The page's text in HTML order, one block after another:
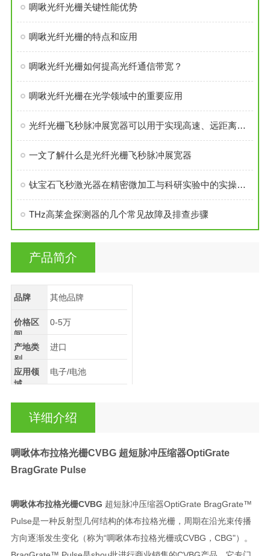
啁啾光纤光栅关键性能优势
啁啾光纤光栅的特点和应用
啁啾光纤光栅如何提高光纤通信带宽？
啁啾光纤光栅在光学领域中的重要应用
光纤光栅飞秒脉冲展宽器可以用于实现高速、远距离的光纤通信
一文了解什么是光纤光栅飞秒脉冲展宽器
钛宝石飞秒激光器在精密微加工与科研实验中的实操介绍
THz高莱盒探测器的几个常见故障及排查步骤
产品简介
品牌 其他品牌
价格区
间
0-5万
产地类
别
进口
应用领
域
电子/电池
详细介绍
啁啾体布拉格光栅CVBG超短脉冲压缩器OptiGrate
BragGrate Pulse
啁啾体布拉格光栅CVBG 超短脉冲压缩器OptiGrate BragGrate™
Pulse是一种反射型几何结构的体布拉格光栅，周期在沿光束传播
方向逐渐发生变化（称为“啁啾体布拉格光栅或CVBG，CBG"）。